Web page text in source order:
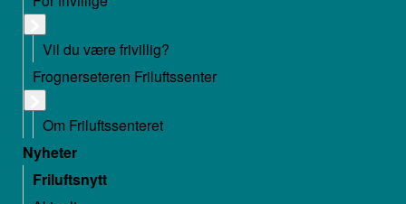
Vil du være frivillig?
Frognerseteren Friluftssenter
Om Friluftssenteret
Nyheter
Friluftsnytt